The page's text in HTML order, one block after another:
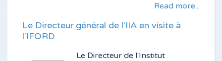
Read more...
Le Directeur général de l'IIA en visite à
l'IFORD
Le Directeur de l'Institut